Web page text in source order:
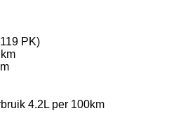
PK)
4.2L per 100km